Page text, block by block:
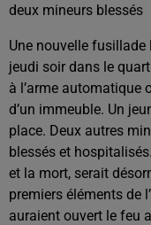
deux mineurs blessés
Une nouvelle
jeudi soir dans le
à l’arme automatique
d’un immeuble. Un
place. Deux autres
blessés et
et la mort, serait
premiers éléments de
auraient ouvert le feu